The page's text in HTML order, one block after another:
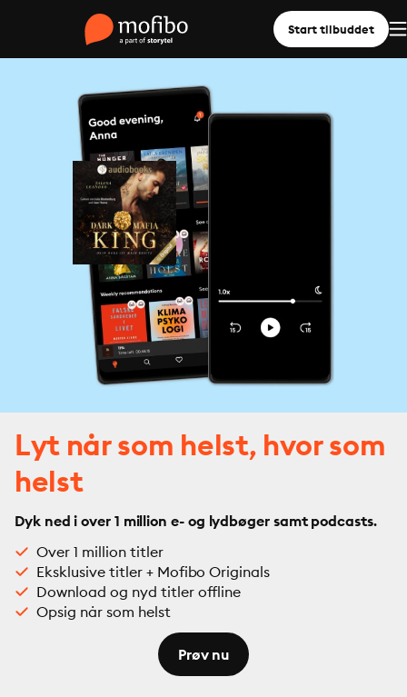
Start tilbuddet
Lyt når som helst, hvor som
helst
Dyk ned i over 1 million e- og lydbøger samt podcasts.
Over 1 million titler
Eksklusive titler + Mofibo Originals
Download og nyd titler offline
Opsig når som helst
Prøv nu